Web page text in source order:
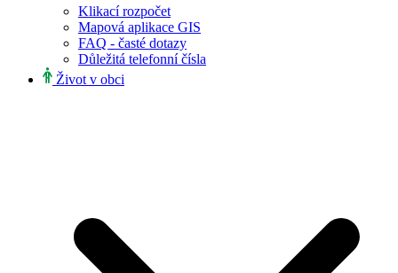
Klikací rozpočet
Mapová aplikace GIS
FAQ - časté dotazy
Důležitá telefonní čísla
Život v obci